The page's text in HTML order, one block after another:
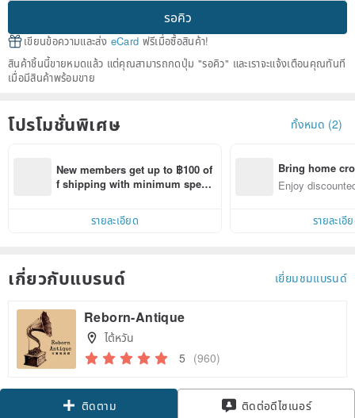
รอคิว
เขียนข้อความและส่ง eCard ฟรีเมื่อซื้อสินค้า!
สินค้าชิ้นนี้ขายหมดแล้ว แต่คุณสามารถกดปุ่ม "รอคิว" และเราจะแจ้งเตือนคุณทันที
เมื่อมีสินค้าพร้อมขาย
โปรโมชั่นพิเศษ ทั้งหมด (2)
New members get up to ฿100 of
f shipping with minimum spen
within 7 days!
รายละเอียด
Bring home
n with ease
Enjoy
รายละเอี
เกี่ยวกับแบรนด์ เยี่ยมชมแบรนด์
Reborn-Antique
ไต้หวัน
5 (960)
Claim coupon
ติดตาม ติดต่อดีไซเนอร์